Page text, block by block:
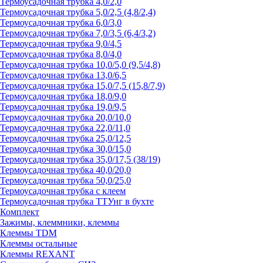
Термоусадочная трубка 5,0/2,5 (4,8/2,4)
Термоусадочная трубка 6,0/3,0
Термоусадочная трубка 7,0/3,5 (6,4/3,2)
Термоусадочная трубка 9,0/4,5
Термоусадочная трубка 8,0/4,0
Термоусадочная трубка 10,0/5,0 (9,5/4,8)
Термоусадочная трубка 13,0/6,5
Термоусадочная трубка 15,0/7,5 (15,8/7,9)
Термоусадочная трубка 18,0/9,0
Термоусадочная трубка 19,0/9,5
Термоусадочная трубка 20,0/10,0
Термоусадочная трубка 22,0/11,0
Термоусадочная трубка 25,0/12,5
Термоусадочная трубка 30,0/15,0
Термоусадочная трубка 35,0/17,5 (38/19)
Термоусадочная трубка 40,0/20,0
Термоусадочная трубка 50,0/25,0
Термоусадочная трубка с клеем
Термоусадочная трубка ТТУнг в бухте
Комплект
Зажимы, клеммники, клеммы
Клеммы TDM
Клеммы остальные
Клеммы REXANT